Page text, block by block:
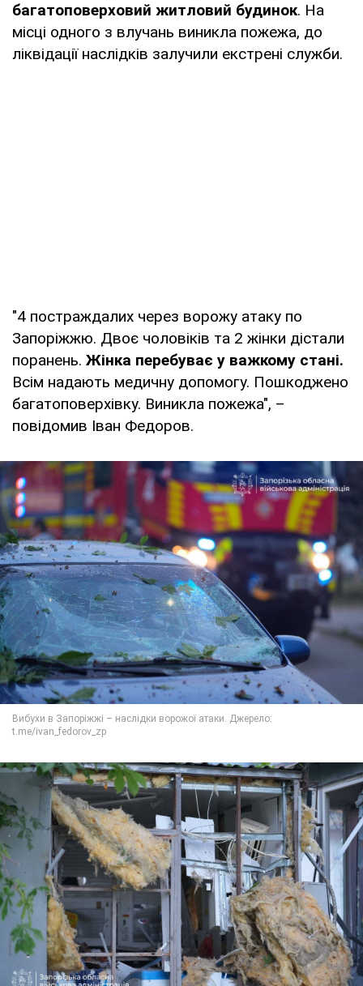
багатоповерховий житловий будинок. На
місці одного з влучань виникла пожежа, до
ліквідації наслідків залучили екстрені служби.
"4 постраждалих через ворожу атаку по
Запоріжжю. Двоє чоловіків та 2 жінки дістали
поранень. Жінка перебуває у важкому стані.
Всім надають медичну допомогу. Пошкоджено
багатоповерхівку. Виникла пожежа", –
повідомив Іван Федоров.